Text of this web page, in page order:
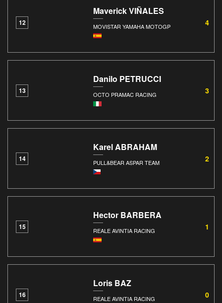
12
Maverick VIÑALES
MOVISTAR YAMAHA MOTOGP 4
13
Danilo PETRUCCI
OCTO PRAMAC RACING 3
14
Karel ABRAHAM
PULL&BEAR ASPAR TEAM 2
15
Hector BARBERA
REALE AVINTIA RACING 1
16
Loris BAZ
REALE AVINTIA RACING 0